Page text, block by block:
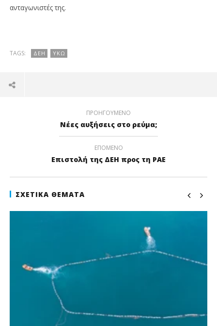
ανταγωνιστές της.
TAGS: ΔΕΗ ΥΚΩ
ΠΡΟΗΓΟΎΜΕΝΟ
Νέες αυξήσεις στο ρεύμα;
ΕΠΌΜΕΝΟ
Επιστολή της ΔΕΗ προς τη ΡΑΕ
ΣΧΕΤΙΚΆ ΘΈΜΑΤΑ